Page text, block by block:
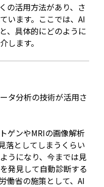
の活用方法があり、さ
います。ここでは、AI
、具体的にどのように
します。
タ分析の技術が活用さ
ゲンやMRIの画像解析
落としてしまうくらい
うになり、今までは見
発見して自動診断する
働省の施策として、AI